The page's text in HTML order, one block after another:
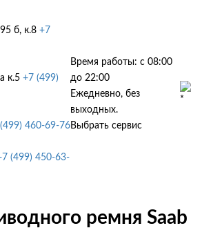
б, к.8 +7
к.5 +7 (499)
460-69-76
(499) 450-63-
Время работы: с 08:00
до 22:00
Ежедневно, без
выходных.
Выбрать сервис
ремня Saab